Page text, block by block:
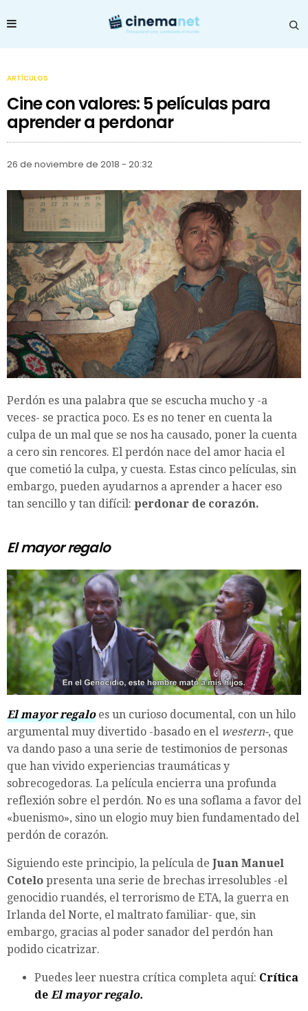
ARTÍCULOS
Cine con valores: 5 películas para
aprender a perdonar
26 de noviembre de 2018 - 20:32
Perdón es una palabra que se escucha mucho y -a
veces- se practica poco. Es es no tener en cuenta la
culpa de un mal que se nos ha causado, poner la cuenta
a cero sin rencores. El perdón nace del amor hacia el
que cometió la culpa, y cuesta. Estas cinco películas, sin
embargo, pueden ayudarnos a aprender a hacer eso
tan sencillo y tan difícil: perdonar de corazón.
El mayor regalo
El mayor regalo es un curioso documental, con un hilo
argumental muy divertido -basado en el western-, que
va dando paso a una serie de testimonios de personas
que han vivido experiencias traumáticas y
sobrecogedoras. La película encierra una profunda
reflexión sobre el perdón. No es una soflama a favor del
«buenismo», sino un elogio muy bien fundamentado del
perdón de corazón.
Siguiendo este principio, la película de Juan Manuel
Cotelo presenta una serie de brechas irresolubles -el
genocidio ruandés, el terrorismo de ETA, la guerra en
Irlanda del Norte, el maltrato familiar- que, sin
embargo, gracias al poder sanador del perdón han
podido cicatrizar.
Puedes leer nuestra crítica completa aquí: Crítica
de El mayor regalo.